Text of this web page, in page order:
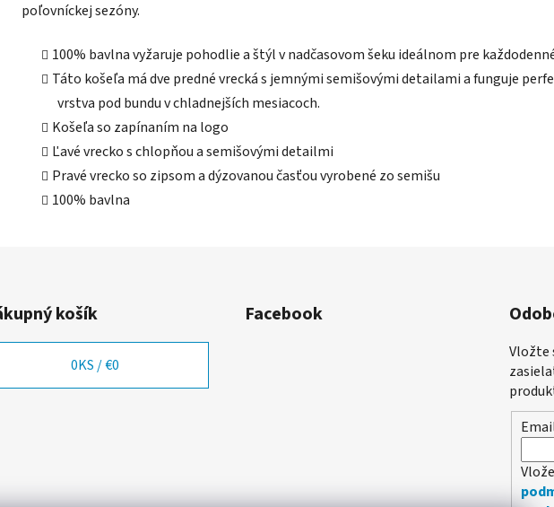
poľovníckej sezóny.
100% bavlna vyžaruje pohodlie a štýl v nadčasovom šeku ideálnom pre
Táto košeľa má dve predné vrecká s jemnými semišovými detailami a funguje
vrstva pod bundu v chladnejších mesiacoch.
Košeľa so zapínaním na logo
Ľavé vrecko s chlopňou a semišovými detailmi
Pravé vrecko so zipsom a dýzovanou časťou vyrobené zo semišu
100% bavlna
košík
0KS /€0
Facebook
Vložte